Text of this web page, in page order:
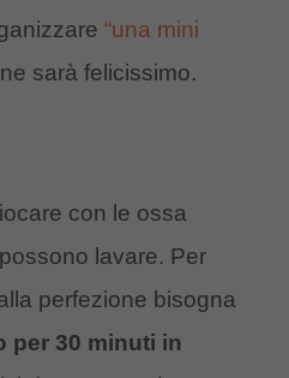
“una mini
sarà felicissimo.
con le ossa
lavare. Per
perfezione bisogna
per 30 minuti in